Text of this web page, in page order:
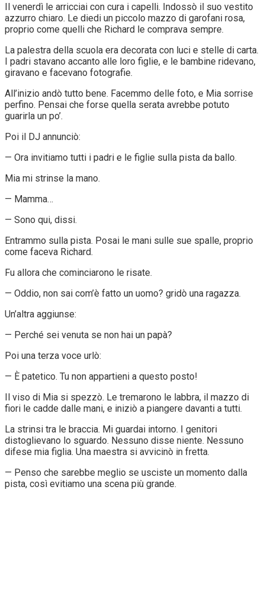
Il venerdì le arricciai con cura i capelli. Indossò il suo vestito
azzurro chiaro. Le diedi un piccolo mazzo di garofani rosa,
proprio come quelli che Richard le comprava sempre.
La palestra della scuola era decorata con luci e stelle di carta.
I padri stavano accanto alle loro figlie, e le bambine ridevano,
giravano e facevano fotografie.
All’inizio andò tutto bene. Facemmo delle foto, e Mia sorrise
perfino. Pensai che forse quella serata avrebbe potuto
guarirla un po’.
Poi il DJ annunciò:
— Ora invitiamo tutti i padri e le figlie sulla pista da ballo.
Mia mi strinse la mano.
— Mamma…
— Sono qui, dissi.
Entrammo sulla pista. Posai le mani sulle sue spalle, proprio
come faceva Richard.
Fu allora che cominciarono le risate.
— Oddio, non sai com’è fatto un uomo? gridò una ragazza.
Un’altra aggiunse:
— Perché sei venuta se non hai un papà?
Poi una terza voce urlò:
— È patetico. Tu non appartieni a questo posto!
Il viso di Mia si spezzò. Le tremarono le labbra, il mazzo di
fiori le cadde dalle mani, e iniziò a piangere davanti a tutti.
La strinsi tra le braccia. Mi guardai intorno. I genitori
distoglievano lo sguardo. Nessuno disse niente. Nessuno
difese mia figlia. Una maestra si avvicinò in fretta.
— Penso che sarebbe meglio se usciste un momento dalla
pista, così evitiamo una scena più grande.